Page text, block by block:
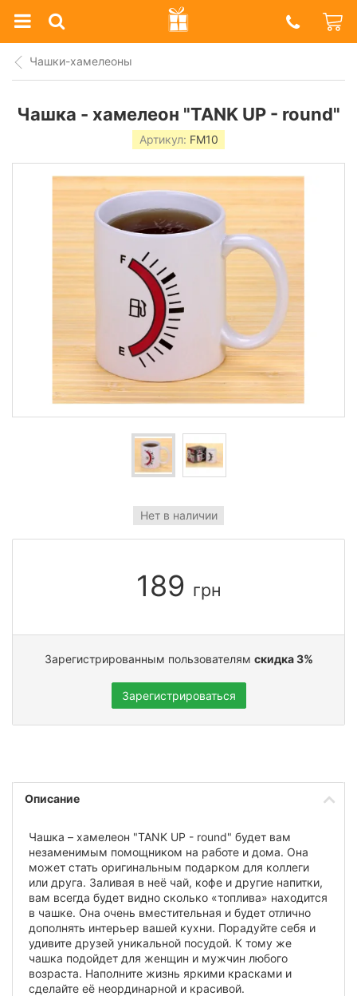
Prazdnik
Shop
Чашки-хамелеоны
Чашка - хамелеон "TANK UP - round"
Артикул: FM10
Нет в наличии
189 грн
Зарегистрированным пользователям скидка 3%
Зарегистрироваться
Описание
Чашка – хамелеон "TANK UP - round" будет вам
незаменимым помощником на работе и дома. Она
может стать оригинальным подарком для коллеги
или друга. Заливая в неё чай, кофе и другие напитки,
вам всегда будет видно сколько «топлива» находится
в чашке. Она очень вместительная и будет отлично
дополнять интерьер вашей кухни. Порадуйте себя и
удивите друзей уникальной посудой. К тому же
чашка подойдет для женщин и мужчин любого
возраста. Наполните жизнь яркими красками и
сделайте её неординарной и красивой.